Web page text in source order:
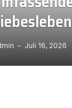
Juli 16, 2026